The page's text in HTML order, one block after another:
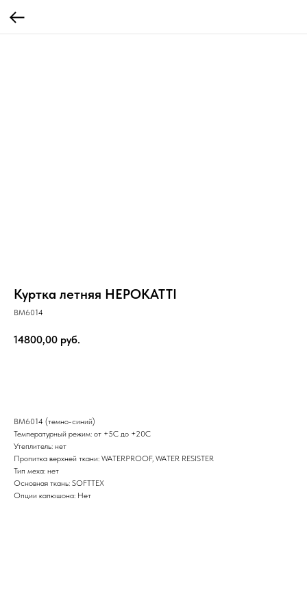
Куртка летняя HEPOKATTI
BM6014
14800,00 руб.
BM6014 (темно-синий)
Температурный режим: от +5С до +20С
Утеплитель: нет
Пропитка верхней ткани: WATERPROOF, WATER RESISTER
Тип меха: нет
Основная ткань: SOFTTEX
Опции капюшона: Нет